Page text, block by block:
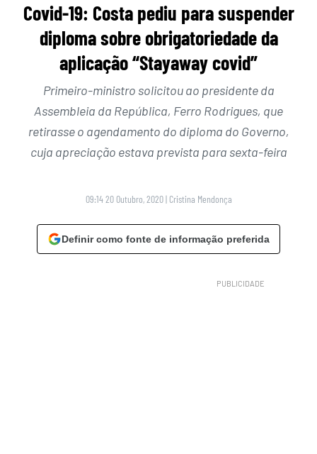
Covid-19: Costa pediu para suspender
diploma sobre obrigatoriedade da
aplicação “Stayaway covid”
Primeiro-ministro solicitou ao presidente da
Assembleia da República, Ferro Rodrigues, que
retirasse o agendamento do diploma do Governo,
cuja apreciação estava prevista para sexta-feira
09:14 20 Outubro, 2020 | Cristina Mendonça
Definir como fonte de informação preferida